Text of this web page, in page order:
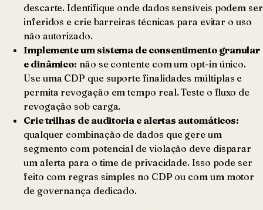
descarte. Identifique onde dados sensíveis podem ser
inferidos e crie barreiras técnicas para evitar o uso
não autorizado.
Implemente um sistema de consentimento granular
e dinâmico: não se contente com um opt-in único.
Use uma CDP que suporte finalidades múltiplas e
permita revogação em tempo real. Teste o fluxo de
revogação sob carga.
Crie trilhas de auditoria e alertas automáticos:
qualquer combinação de dados que gere um
segmento com potencial de violação deve disparar
um alerta para o time de privacidade. Isso pode ser
feito com regras simples no CDP ou com um motor
de governança dedicado.